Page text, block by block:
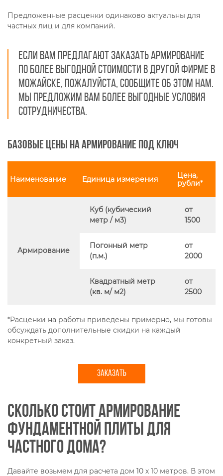
Предложенные расценки одинаково актуальны для
частных лиц и для компаний.
Если вам предлагают заказать армирование
по более выгодной стоимости в другой фирме в
Можайске, пожалуйста, сообщите об этом нам.
Мы предложим вам более выгодные условия
сотрудничества.
Базовые цены на армирование под ключ
Наименование Единица измерения
Цена,
рубли*
Армирование
Куб (кубический
метр / м3)
от
1500
Погонный метр
(п.м.)
от
2000
Квадратный метр
(кв. м/ м2)
от
2500
*Расценки на работы приведены примерно, мы готовы
обсуждать дополнительные скидки на каждый
конкретный заказ.
ЗАКАЗАТЬ
Сколько стоит армирование
фундаментной плиты для
частного дома?
Давайте возьмем для расчета дом 10 х 10 метров. В этом